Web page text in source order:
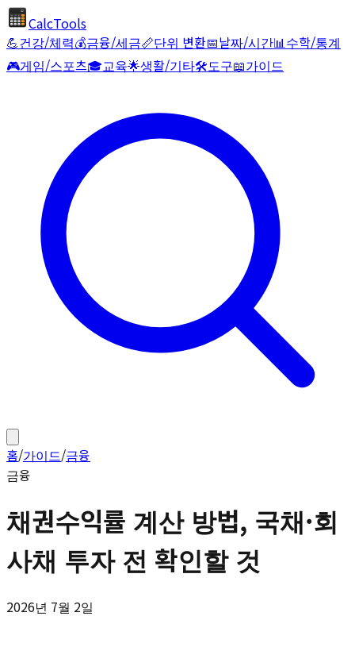
CalcTools
💪건강/체력💰금융/세금📏단위 변환📅날짜/시간📊수학/통계
🎮게임/스포츠🎓교육🌟생활/기타🛠️도구📖가이드
홈/가이드/금융
금융
채권수익률 계산 방법, 국채·회
사채 투자 전 확인할 것
2026년 7월 2일